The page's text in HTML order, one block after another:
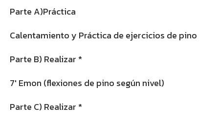
Parte A)Práctica
Calentamiento y Práctica de ejercicios de pino
Parte B) Realizar *
7′ Emon (flexiones de pino según nivel)
Parte C) Realizar *